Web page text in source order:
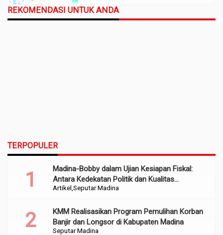
REKOMENDASI UNTUK ANDA
TERPOPULER
Artikel Seputar Madina
Madina-Bobby dalam Ujian Kesiapan Fiskal:
Antara Kedekatan Politik dan Kualitas
Perencanaan
Seputar Madina
KMM Realisasikan Program Pemulihan Korban
Banjir dan Longsor di Kabupaten Madina